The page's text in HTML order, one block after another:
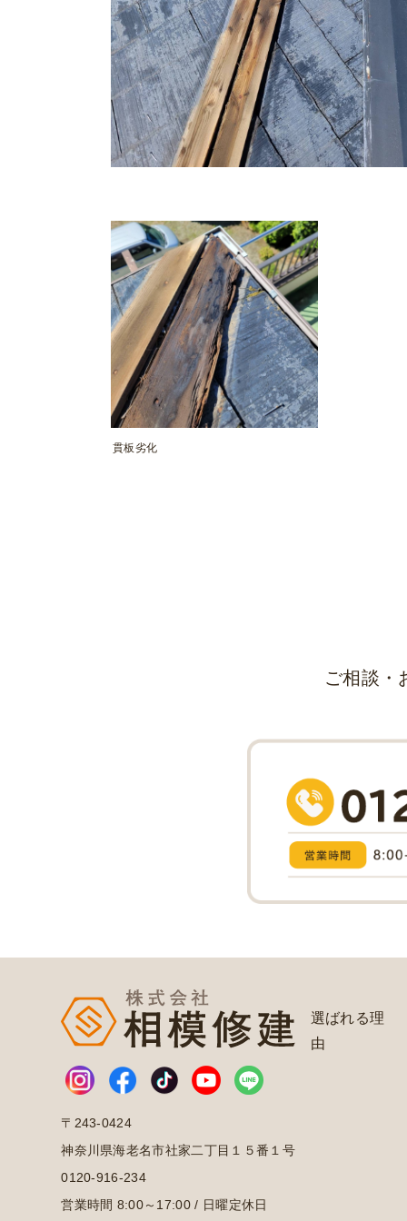
貫板劣化
ご相談・
〒243-0424
神奈川県海老名市社家二丁目１５番１号
0120-916-234
営業時間 8:00～17:00 / 日曜定休日
選ばれる理
由